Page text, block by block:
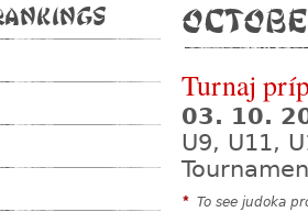
Turnaj
03. 10.
U9, U11,
* To see judoka